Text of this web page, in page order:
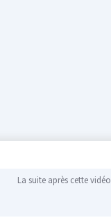
La suite après cette vidéo